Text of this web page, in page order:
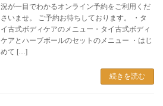
況が一目でわかるオンライン予約をご利用くだ
さいませ。 ご予約お待ちしております。 ・タ
イ古式ボディケアのメニュー・タイ古式ボディ
ケアとハーブボールのセットのメニュー ・はじ
めて […]
続きを読む